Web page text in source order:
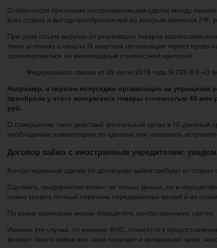
Особенности признания контролируемыми сделок между
всех сторон и выгодоприобретателей по которым является РФ,
При этом объем выручки от реализации товаров
таких условиях с начала III квартала организация теряет
ориентироваться на миллиардный стоимостной критерий.
Федерального закона от 29 июля 2018 года N 263-ФЗ «О
Например, в первом полугодии организация на
приобрела у этого контрагента товары стоимостью 40
руб.
О совершении таких действий фискальный орган в 10-
необходимые комментарии по сделкам или направить
Договор займа с иностранным учредителем:
Контролируемые сделки по договорам займа требуют от
Одолжить предприятию можно не только деньги, но и
нужно указать полный перечень передаваемых вещей и их
По каким признакам можно определить контролируемую
Именно эти случаи, по мнению ФНС, относятся к
возврат такого займа или сама получает и возвращает заем,